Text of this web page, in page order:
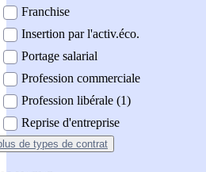
Franchise
Insertion par l'activ.éco.
Portage salarial
Profession commerciale
Profession libérale (1)
Reprise d'entreprise
de types de contrat